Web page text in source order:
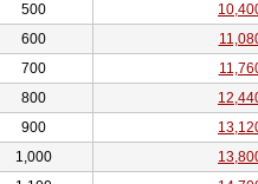
500
600
700
800
900
1,000